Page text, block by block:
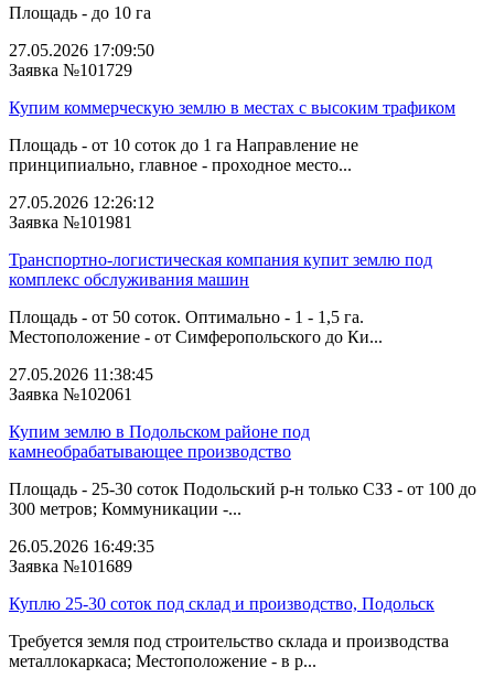
Площадь - до 10 га
27.05.2026 17:09:50
Заявка №101729
Купим коммерческую землю в местах с высоким трафиком
Площадь - от 10 соток до 1 га Направление не
принципиально, главное - проходное место...
27.05.2026 12:26:12
Заявка №101981
Транспортно-логистическая компания купит землю под
комплекс обслуживания машин
Площадь - от 50 соток. Оптимально - 1 - 1,5 га.
Местоположение - от Симферопольского до Ки...
27.05.2026 11:38:45
Заявка №102061
Купим землю в Подольском районе под
камнеобрабатывающее производство
Площадь - 25-30 соток Подольский р-н только СЗЗ - от 100 до
300 метров; Коммуникации -...
26.05.2026 16:49:35
Заявка №101689
Куплю 25-30 соток под склад и производство, Подольск
Требуется земля под строительство склада и производства
металлокаркаса; Местоположение - в р...